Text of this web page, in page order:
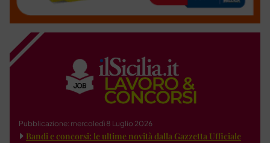
Pubblicazione: mercoledì 8 Luglio 2026
Bandi e concorsi: le ultime novità dalla Gazzetta Ufficiale